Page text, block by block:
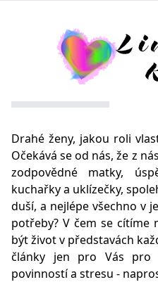
Drahé ženy, jakou roli
Očekává se od nás, že z
zodpovědné matky,
kuchařky a uklízečky,
duší, a nejlépe všechno v
potřeby? V čem se cítíme
být život v představách
články jen pro Vás pro
povinností a stresu -